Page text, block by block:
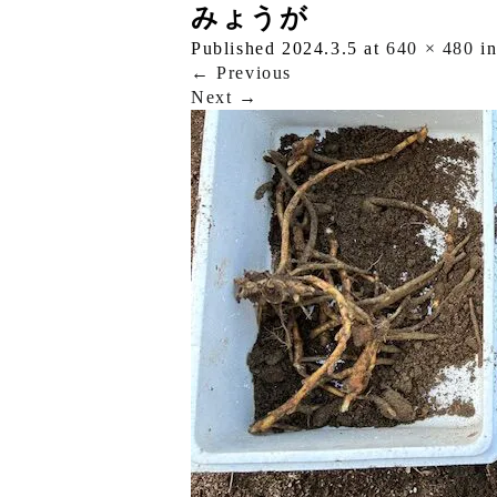
みょうが
Published 2024.3.5 at640 × 480
← Previous
Next →